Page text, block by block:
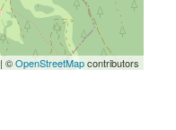
| ©OpenStreetMapcontributors